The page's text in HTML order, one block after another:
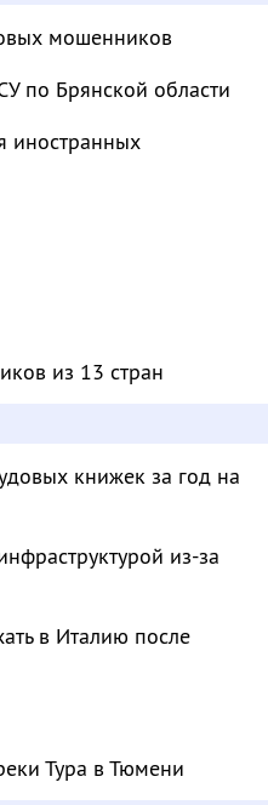
мошенников
по Брянской области
иностранных
из 13 стран
книжек за год на
из-за
в Италию после
Тура в Тюмени